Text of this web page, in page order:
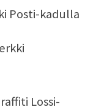
Posti-kadulla
Lossi-